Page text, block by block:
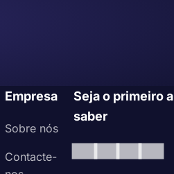
Empresa
Sobre nós
Contacte-
Seja o primeiro a
saber